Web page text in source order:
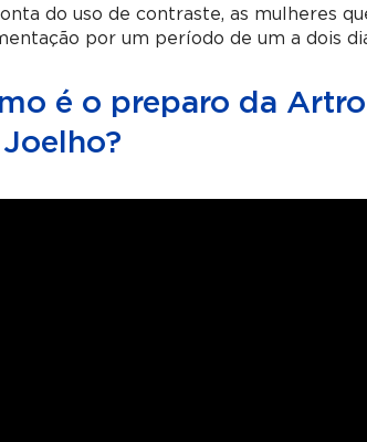
do uso de contraste, as mulheres
por um período de um a dois
é o preparo da